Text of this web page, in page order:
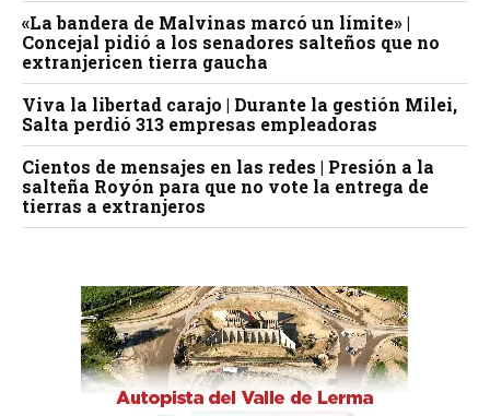
«La bandera de Malvinas marcó un límite» |
Concejal pidió a los senadores salteños que no
extranjericen tierra gaucha
Viva la libertad carajo | Durante la gestión Milei,
Salta perdió 313 empresas empleadoras
Cientos de mensajes en las redes | Presión a la
salteña Royón para que no vote la entrega de
tierras a extranjeros